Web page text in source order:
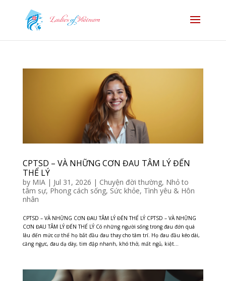
CPTSD – VÀ NHỮNG CƠN ĐAU TÂM LÝ ĐẾN
THỂ LÝ
by MIA| Jul 31, 2026 | Chuyện đời thường, Nhỏ to
tâm sự, Phong cách sống, Sức khỏe, Tình yêu & Hôn
nhân
CPTSD – VÀ NHỮNG CƠN ĐAU TÂM LÝ ĐẾN THỂ LÝ CPTSD – VÀ NHỮNG
CƠN ĐAU TÂM LÝ ĐẾN THỂ LÝ Có những người sống trong đau đớn quá
lâu đến mức cơ thể họ bắt đầu đau thay cho tâm trí. Họ đau đầu kéo dài,
căng ngực, đau dạ dày, tim đập nhanh, khó thở, mất ngủ, kiệt...